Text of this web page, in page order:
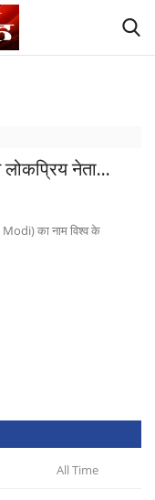
लोकप्रिय नेता...
का नाम विश्व के
All Time